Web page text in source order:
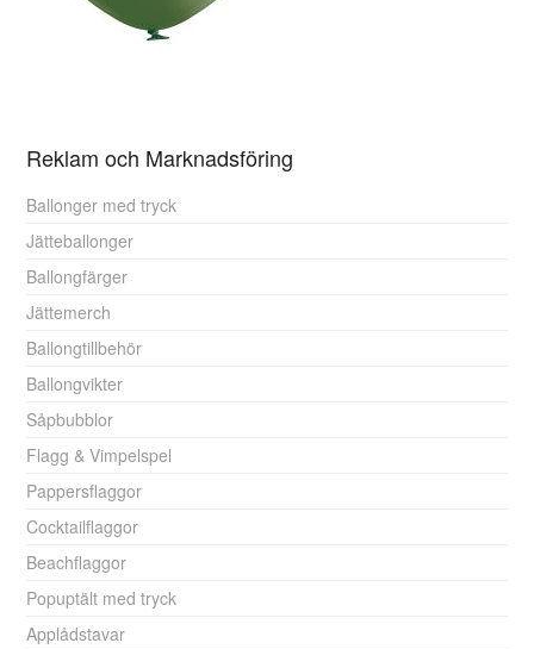
Reklam och Marknadsföring
Ballonger med tryck
Jätteballonger
Ballongfärger
Jättemerch
Ballongtillbehör
Ballongvikter
Såpbubblor
Flagg & Vimpelspel
Pappersflaggor
Cocktailflaggor
Beachflaggor
Popuptält med tryck
Applådstavar